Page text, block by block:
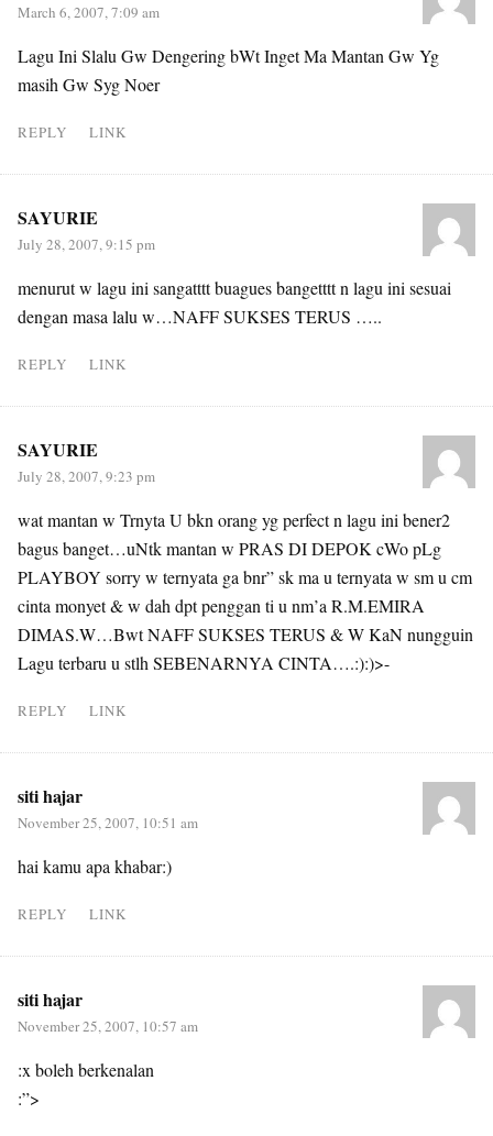
March 6, 2007, 7:09 am
Lagu Ini Slalu Gw Dengering bWt Inget Ma Mantan Gw Yg
masih Gw Syg Noer
REPLY LINK
SAYURIE
July 28, 2007, 9:15 pm
menurut w lagu ini sangatttt buagues bangetttt n lagu ini sesuai
dengan masa lalu w…NAFF SUKSES TERUS …..
REPLY LINK
SAYURIE
July 28, 2007, 9:23 pm
wat mantan w Trnyta U bkn orang yg perfect n lagu ini bener2
bagus banget…uNtk mantan w PRAS DI DEPOK cWo pLg
PLAYBOY sorry w ternyata ga bnr” sk ma u ternyata w sm u cm
cinta monyet & w dah dpt penggan ti u nm’a R.M.EMIRA
DIMAS.W…Bwt NAFF SUKSES TERUS & W KaN nungguin
Lagu terbaru u stlh SEBENARNYA CINTA….:):)>-
REPLY LINK
siti hajar
November 25, 2007, 10:51 am
hai kamu apa khabar:)
REPLY LINK
siti hajar
November 25, 2007, 10:57 am
:x boleh berkenalan
:”>